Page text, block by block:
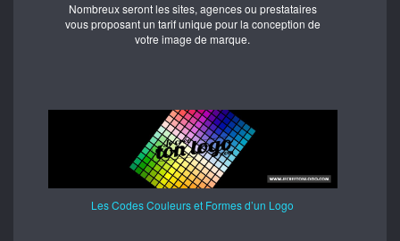
Nombreux seront les sites, agences ou prestataires
vous proposant un tarif unique pour la conception de
votre image de marque.
Les Codes Couleurs et Formes d’un Logo